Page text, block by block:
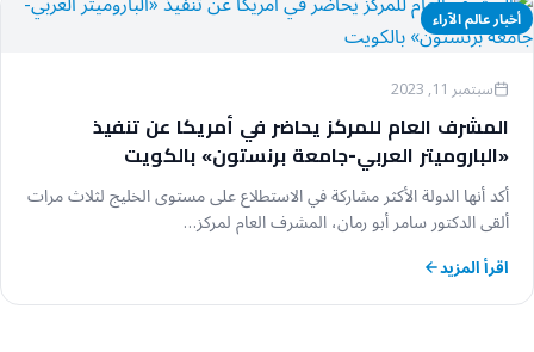
أخبار عالم الآراء
سبتمبر 11, 2023
المشرف العام للمركز يحاضر في أمريكا عن تنفيذ
«الباروميتر العربي-جامعة برنستون» بالكويت
أكد أنها الدولة الأكثر مشاركة في الاستطلاع على مستوى الخليج لثلاث مرات
ألقى الدكتور سامر أبو رمان، المشرف العام لمركز…
اقرأ المزيد